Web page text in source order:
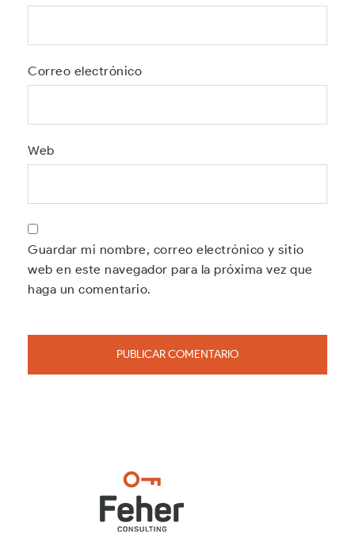
Correo electrónico
Web
Guardar mi nombre, correo electrónico y sitio
web en este navegador para la próxima vez que
haga un comentario.